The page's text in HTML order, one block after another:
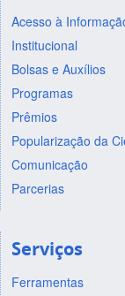
Acesso à
Institucional
Bolsas e Auxílios
Programas
Prêmios
Popularização da
Comunicação
Parcerias
Serviços
Ferramentas